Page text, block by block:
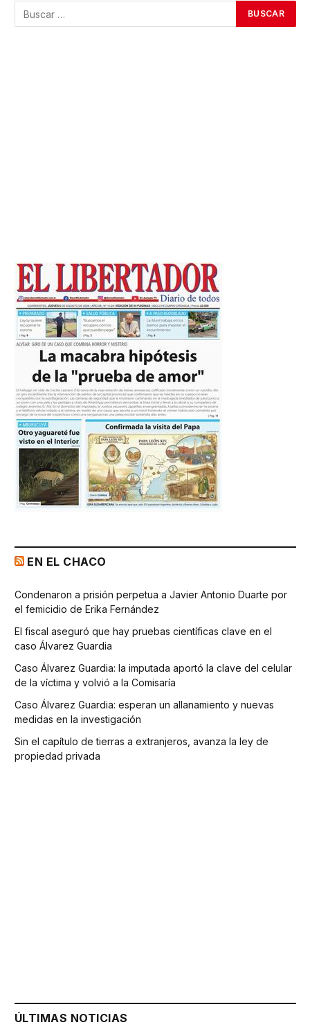
EN EL CHACO
Condenaron a prisión perpetua a Javier Antonio Duarte por
el femicidio de Erika Fernández
El fiscal aseguró que hay pruebas científicas clave en el
caso Álvarez Guardia
Caso Álvarez Guardia: la imputada aportó la clave del celular
de la víctima y volvió a la Comisaría
Caso Álvarez Guardia: esperan un allanamiento y nuevas
medidas en la investigación
Sin el capítulo de tierras a extranjeros, avanza la ley de
propiedad privada
ÚLTIMAS NOTICIAS